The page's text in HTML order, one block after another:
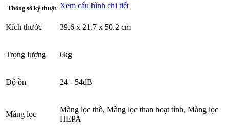
Thông số kỹ thuật Xem cấu hình chi tiết
Kích thước 39.6 x 21.7 x 50.2 cm
Trọng lượng 6kg
Độ ồn 24 - 54dB
Màng lọc
Màng lọc thô, Màng lọc than hoạt tính, Màng lọc
HEPA